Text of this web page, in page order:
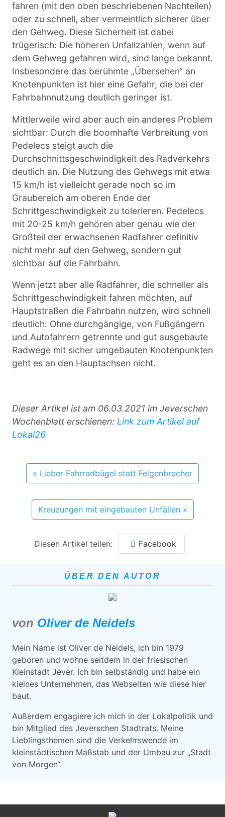
fahren (mit den oben beschriebenen Nachteilen)
oder zu schnell, aber vermeintlich sicherer über
den Gehweg. Diese Sicherheit ist dabei
trügerisch: Die höheren Unfallzahlen, wenn auf
dem Gehweg gefahren wird, sind lange bekannt.
Insbesondere das berühmte „Übersehen“ an
Knotenpunkten ist hier eine Gefahr, die bei der
Fahrbahnnutzung deutlich geringer ist.
Mittlerweile wird aber auch ein anderes Problem
sichtbar: Durch die boomhafte Verbreitung von
Pedelecs steigt auch die
Durchschnittsgeschwindigkeit des Radverkehrs
deutlich an. Die Nutzung des Gehwegs mit etwa
15 km/h ist vielleicht gerade noch so im
Graubereich am oberen Ende der
Schrittgeschwindigkeit zu tolerieren. Pedelecs
mit 20-25 km/h gehören aber genau wie der
Großteil der erwachsenen Radfahrer definitiv
nicht mehr auf den Gehweg, sondern gut
sichtbar auf die Fahrbahn.
Wenn jetzt aber alle Radfahrer, die schneller als
Schrittgeschwindigkeit fahren möchten, auf
Hauptstraßen die Fahrbahn nutzen, wird schnell
deutlich: Ohne durchgängige, von Fußgängern
und Autofahrern getrennte und gut ausgebaute
Radwege mit sicher umgebauten Knotenpunkten
geht es an den Hauptachsen nicht.
Dieser Artikel ist am 06.03.2021 im Jeverschen
Wochenblatt erschienen: Link zum Artikel auf
Lokal26
« Lieber Fahrradbügel statt Felgenbrecher
Kreuzungen mit eingebauten Unfällen »
Diesen Artikel teilen: Facebook
ÜBER DEN AUTOR
von Oliver de Neidels
Mein Name ist Oliver de Neidels, ich bin 1979
geboren und wohne seitdem in der friesischen
Kleinstadt Jever. Ich bin selbständig und habe ein
kleines Unternehmen, das Webseiten wie diese hier
baut.
Außerdem engagiere ich mich in der Lokalpolitik und
bin Mitglied des Jeverschen Stadtrats. Meine
Lieblingsthemen sind die Verkehrswende im
kleinstädtischen Maßstab und der Umbau zur „Stadt
von Morgen“.